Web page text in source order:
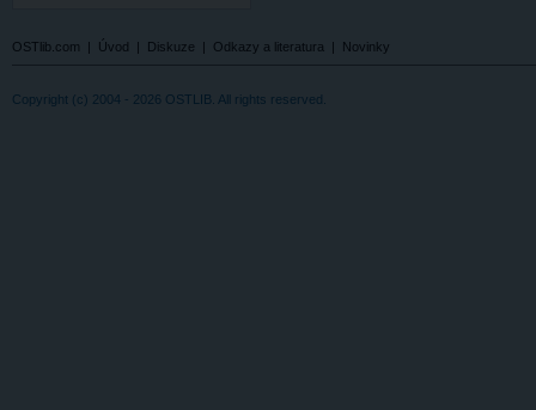
OSTlib.com | Úvod | Diskuze | Odkazy a literatura | Novinky
Copyright (c) 2004 - 2026 OSTLIB. All rights reserved.